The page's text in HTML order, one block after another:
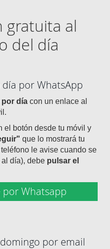
gratuita al
del día
por WhatsApp
por día con un enlace al
el botón desde tu móvil y
que lo mostrará tu
le avise cuando se
día), debe pulsar el
Whatsapp
por email